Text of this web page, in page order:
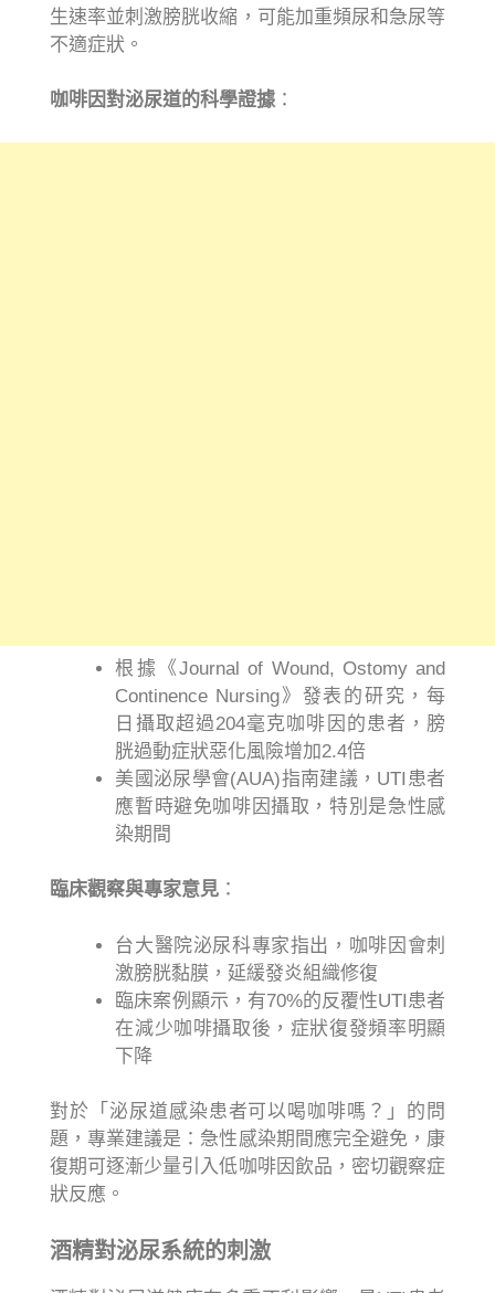
生速率並刺激膀胱收縮，可能加重頻尿和急尿等
不適症狀。
咖啡因對泌尿道的科學證據：
根據《Journal of Wound, Ostomy and
Continence Nursing》發表的研究，每
日攝取超過204毫克咖啡因的患者，膀
胱過動症狀惡化風險增加2.4倍
美國泌尿學會(AUA)指南建議，UTI患者
應暫時避免咖啡因攝取，特別是急性感
染期間
臨床觀察與專家意見：
台大醫院泌尿科專家指出，咖啡因會刺
激膀胱黏膜，延緩發炎組織修復
臨床案例顯示，有70%的反覆性UTI患者
在減少咖啡攝取後，症狀復發頻率明顯
下降
對於「泌尿道感染患者可以喝咖啡嗎？」的問
題，專業建議是：急性感染期間應完全避免，康
復期可逐漸少量引入低咖啡因飲品，密切觀察症
狀反應。
酒精對泌尿系統的刺激